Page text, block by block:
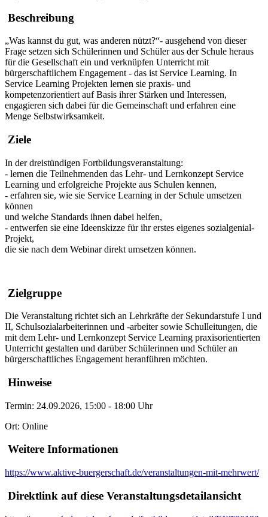
Beschreibung
„Was kannst du gut, was anderen nützt?“- ausgehend von dieser
Frage setzen sich Schülerinnen und Schüler aus der Schule heraus
für die Gesellschaft ein und verknüpfen Unterricht mit
bürgerschaftlichem Engagement - das ist Service Learning. In
Service Learning Projekten lernen sie praxis- und
kompetenzorientiert auf Basis ihrer Stärken und Interessen,
engagieren sich dabei für die Gemeinschaft und erfahren eine
Menge Selbstwirksamkeit.
Ziele
In der dreistündigen Fortbildungsveranstaltung:
- lernen die Teilnehmenden das Lehr- und Lernkonzept Service
Learning und erfolgreiche Projekte aus Schulen kennen,
- erfahren sie, wie sie Service Learning in der Schule umsetzen
können
und welche Standards ihnen dabei helfen,
- entwerfen sie eine Ideenskizze für ihr erstes eigenes sozialgenial-
Projekt,
die sie nach dem Webinar direkt umsetzen können.
Zielgruppe
Die Veranstaltung richtet sich an Lehrkräfte der Sekundarstufe I und
II, Schulsozialarbeiterinnen und -arbeiter sowie Schulleitungen, die
mit dem Lehr- und Lernkonzept Service Learning praxisorientierten
Unterricht gestalten und darüber Schülerinnen und Schüler an
bürgerschaftliches Engagement heranführen möchten.
Hinweise
Termin: 24.09.2026, 15:00 - 18:00 Uhr
Ort: Online
Weitere Informationen
https://www.aktive-buergerschaft.de/veranstaltungen-mit-mehrwert/
Direktlink auf diese Veranstaltungsdetailansicht